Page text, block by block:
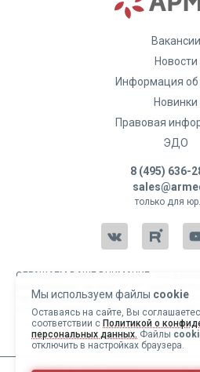
Мы используем файлы cookie
Оставаясь на сайте, Вы
соответствии с Политикой о
персональных данных. Файлы
отключить в настройках браузера.
Вакансии
Новости
Информация об
Новинки
Правовая
ЭДО
8 (495) 636-
только для
ОБРАЩАЕМ ВАШЕ ВНИМАНИЕ, что данный
характер и ни при каких условиях не
определяемой положениями статьи
Copyright 2004-